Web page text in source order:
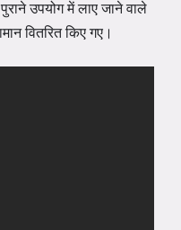
उपयोग में लाए जाने वाले
वितरित किए गए।